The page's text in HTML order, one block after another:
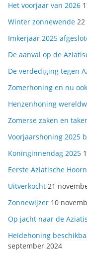
Het voorjaar van 2026
Winter zonnewende 22
Imkerjaar 2025
De aanval op de
De verdediging tegen
Zomerhoning en nu
Henzenhoning
Zomerse zaken en
Voorjaarshoning 2025
Koninginnendag 2025
Eerste Aziatische
Uitverkocht 21
Zonnewijzer 10
Op jacht naar de
Heidehoning
september 2024